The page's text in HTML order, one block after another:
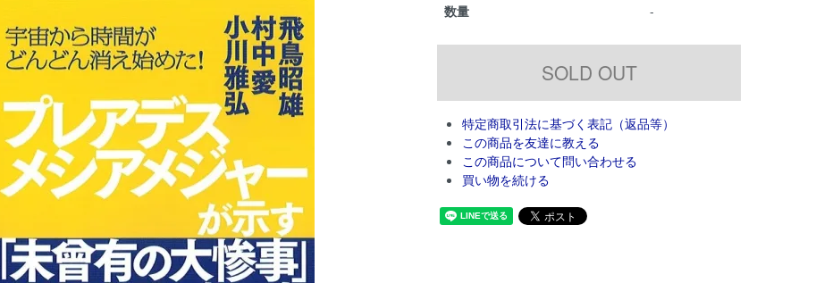
数量 -
特定商取引法に基づく表記（返品等）
この商品を友達に教える
この商品について問い合わせる
買い物を続ける